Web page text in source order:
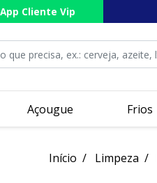
Cliente Vip
Açougue Frios
Início Limpeza